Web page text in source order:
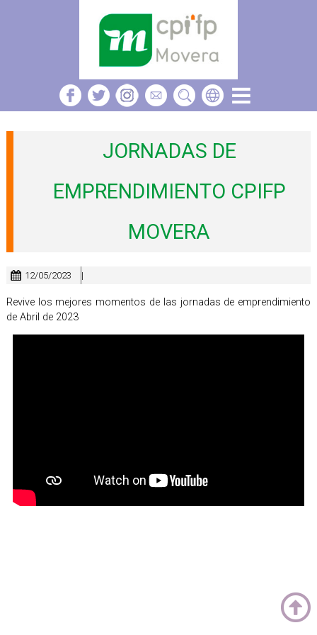
JORNADAS DE
EMPRENDIMIENTO CPIFP
MOVERA
12/05/2023 |
Revive los mejores momentos de las jornadas de emprendimiento
de Abril de 2023